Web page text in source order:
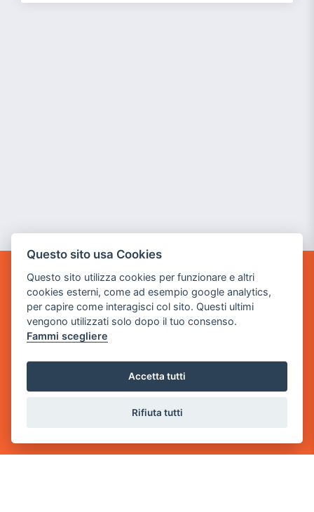
GAME WARP
BY POWER GAME SRL
Sede Legale
via Villaggio dei Platani, 3
Questo sito usa Cookies
Questo sito utilizza cookies per funzionare e altri
cookies esterni, come ad esempio google analytics,
per capire come interagisci col sito. Questi ultimi
vengono utilizzati solo dopo il tuo consenso.
Fammi scegliere
Accetta tutti
Rifiuta tutti